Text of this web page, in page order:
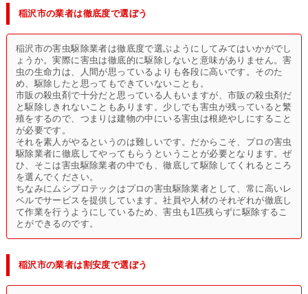
稲沢市の業者は徹底度で選ぼう
稲沢市の害虫駆除業者は徹底度で選ぶようにしてみてはいかがでし
ょうか。実際に害虫は徹底的に駆除しないと意味がありません。害
虫の生命力は、人間が思っているよりも各段に高いです。そのた
め、駆除したと思ってもできていないことも。
市販の殺虫剤で十分だと思っている人もいますが、市販の殺虫剤だ
と駆除しきれないこともあります。少しでも害虫が残っていると繁
殖をするので、つまりは建物の中にいる害虫は根絶やしにすること
が必要です。
それを素人がやるというのは難しいです。だからこそ、プロの害虫
駆除業者に徹底してやってもらうということが必要となります。ぜ
ひ、そこは害虫駆除業者の中でも、徹底して駆除してくれるところ
を選んでください。
ちなみにムシプロテックはプロの害虫駆除業者として、常に高いレ
ベルでサービスを提供しています。社員や人材のそれぞれが徹底し
て作業を行うようにしているため、害虫も1匹残らずに駆除するこ
とができるのです。
稲沢市の業者は割安度で選ぼう